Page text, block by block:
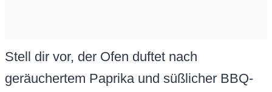
Stell dir vor, der Ofen duftet nach
geräuchertem Paprika und süßlicher BBQ-